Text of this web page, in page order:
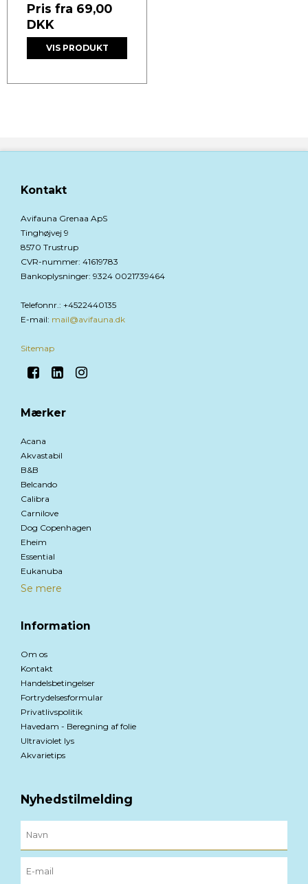
Pris fra 69,00
DKK
VIS PRODUKT
Kontakt
Avifauna Grenaa ApS
Tinghøjvej 9
8570 Trustrup
CVR-nummer: 41619783
Bankoplysninger: 9324 0021739464
Telefonnr. : +4522440135
E-mail: mail@avifauna.dk
Sitemap
Mærker
Acana
Akvastabil
B&B
Belcando
Calibra
Carnilove
Dog Copenhagen
Eheim
Essential
Eukanuba
Se mere
Information
Om os
Kontakt
Handelsbetingelser
Fortrydelsesformular
Privatlivspolitik
Havedam - Beregning af folie
Ultraviolet lys
Akvarietips
Nyhedstilmelding